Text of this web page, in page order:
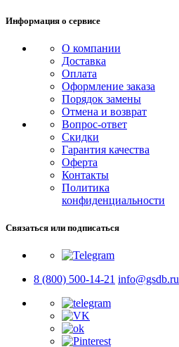
Информация о сервисе
О компании
Доставка
Оплата
Оформление заказа
Порядок замены
Отмена и возврат
Вопрос-ответ
Скидки
Гарантия качества
Оферта
Контакты
Политика
конфиденциальности
Связаться или подписаться
8 (800) 500-14-21 info@gsdb.ru